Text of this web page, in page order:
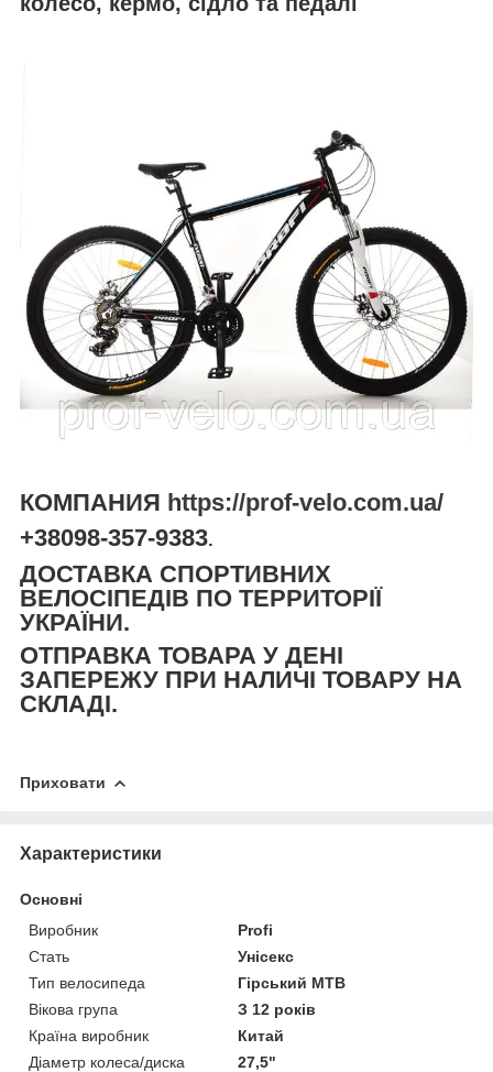
КОМПАНИЯ https://prof-velo.com.ua/
+38098-357-9383.
ДОСТАВКА СПОРТИВНИХ
ВЕЛОСІПЕДІВ ПО ТЕРРИТОРІЇ
УКРАЇНИ.
ОТПРАВКА ТОВАРА У ДЕНІ
ЗАПЕРЕЖУ ПРИ НАЛИЧІ ТОВАРУ НА
СКЛАДІ.
Приховати
Характеристики
Основні
Виробник
Profi
Стать
Унісекс
Тип велосипеда
Гірський MTB
Вікова група
З 12 років
Країна виробник
Китай
Діаметр колеса/диска
27,5"